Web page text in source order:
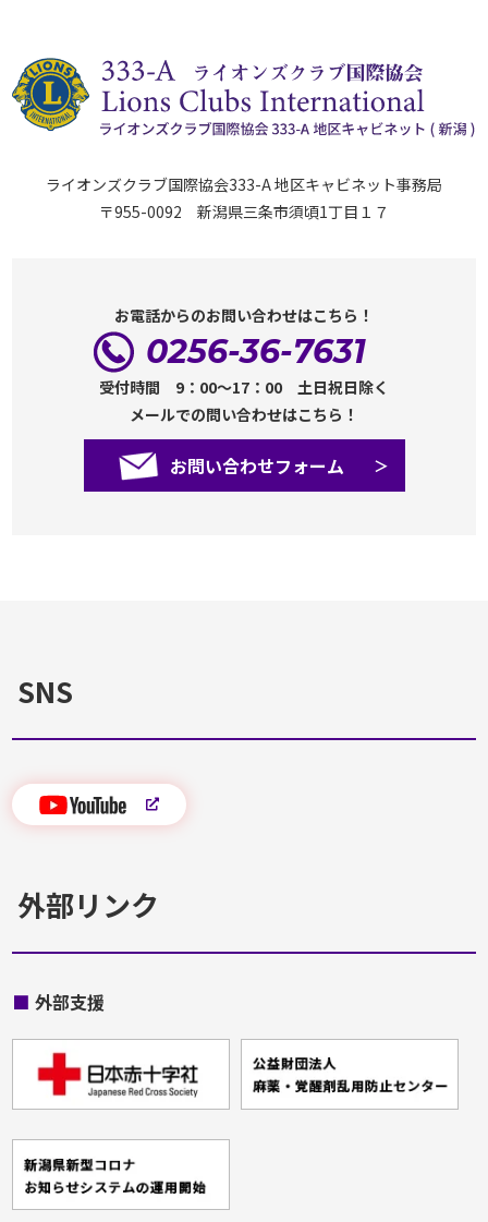
ライオンズクラブ国際協会333-A 地区キャビネット事務局
〒955-0092 新潟県三条市須頃1丁目１７
お電話からのお問い合わせはこちら！
0256-36-7631
受付時間 9：00～17：00 土日祝日除く
メールでの問い合わせはこちら！
お問い合わせフォーム
SNS
外部リンク
■ 外部支援